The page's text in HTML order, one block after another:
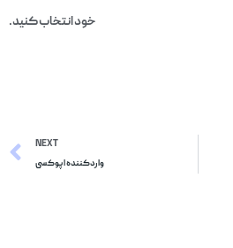
خود انتخاب کنید.
NEXT
واردکننده اپوکسی